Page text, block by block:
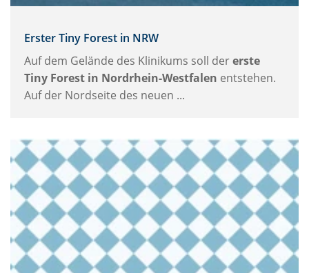
Erster Tiny Forest in NRW
Auf dem Gelände des Klinikums soll dererste
Tiny Forest in Nordrhein-Westfalen entstehen.
Auf der Nordseite des neuen ...